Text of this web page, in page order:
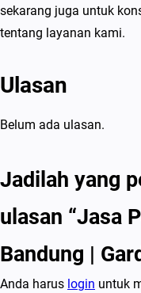
sekarang juga untuk
tentang layanan kami.
Ulasan
Belum ada ulasan.
Jadilah yang
ulasan “Jasa
Bandung |
Anda harus login untuk